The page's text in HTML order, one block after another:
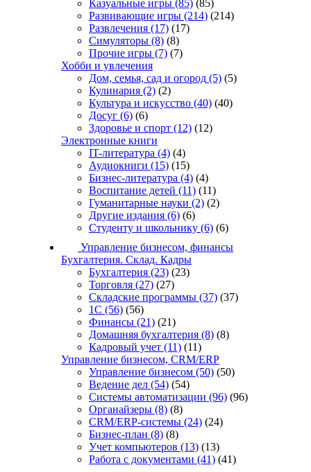
Казуальные игры (85) (85)
Развивающие игры (214) (214)
Развлечения (17) (17)
Симуляторы (8) (8)
Прочие игры (7) (7)
Хобби и увлечения
Дом, семья, сад и огород (5) (5)
Кулинария (2) (2)
Культура и искусство (40) (40)
Досуг (6) (6)
Здоровье и спорт (12) (12)
Электронные книги
IT-литература (4) (4)
Аудиокниги (15) (15)
Бизнес-литература (4) (4)
Воспитание детей (11) (11)
Гуманитарные науки (2) (2)
Другие издания (6) (6)
Студенту и школьнику (6) (6)
Управление бизнесом, финансы
Бухгалтерия. Склад. Кадры
Бухгалтерия (23) (23)
Торговля (27) (27)
Складские программы (37) (37)
1С (56) (56)
Финансы (21) (21)
Домашняя бухгалтерия (8) (8)
Кадровый учет (11) (11)
Управление бизнесом, CRM/ERP
Управление бизнесом (50) (50)
Ведение дел (54) (54)
Системы автоматизации (96) (96)
Органайзеры (8) (8)
CRM/ERP-системы (24) (24)
Бизнес-план (8) (8)
Учет компьютеров (13) (13)
Работа с документами (41) (41)